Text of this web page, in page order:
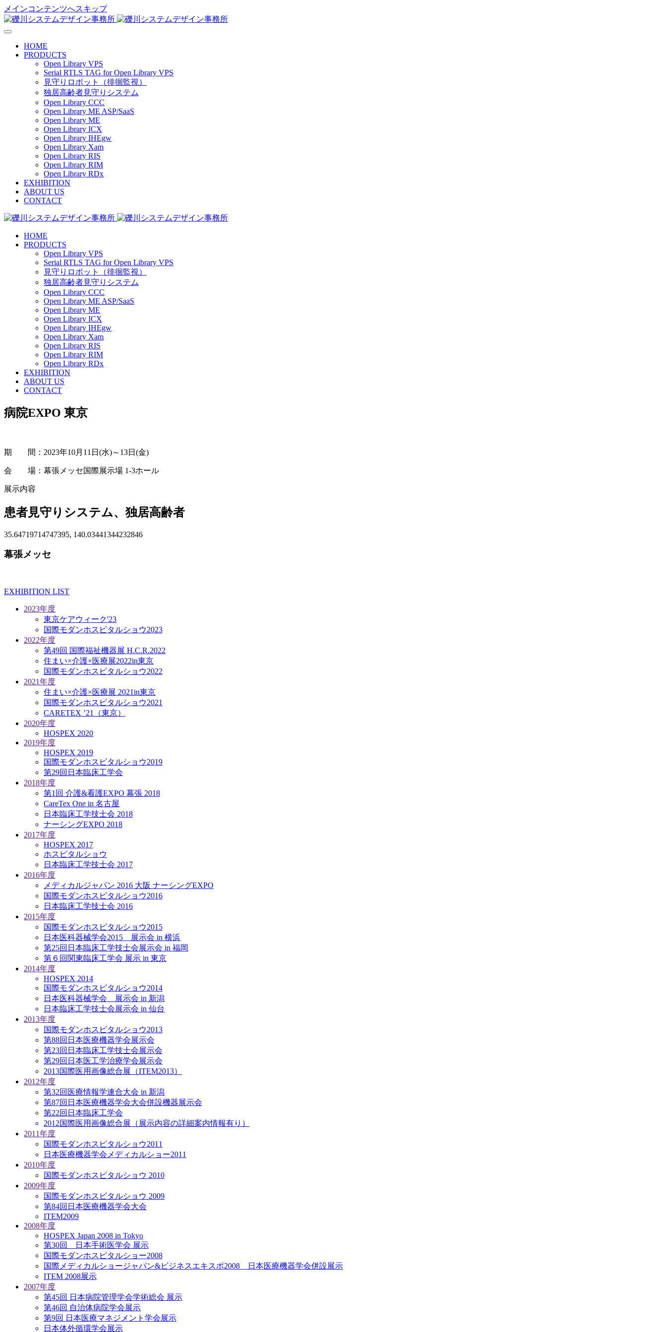
メインコンテンツへスキップ
HOME
PRODUCTS
Open Library VPS
Serial RTLS TAG for Open Library VPS
見守りロボット（徘徊監視）
独居高齢者見守りシステム
Open Library CCC
Open Library ME ASP/SaaS
Open Library ME
Open Library ICX
Open Library IHEgw
Open Library Xam
Open Library RIS
Open Library RIM
Open Library RDx
EXHIBITION
ABOUT US
CONTACT
HOME
PRODUCTS
Open Library VPS
Serial RTLS TAG for Open Library VPS
見守りロボット（徘徊監視）
独居高齢者見守りシステム
Open Library CCC
Open Library ME ASP/SaaS
Open Library ME
Open Library ICX
Open Library IHEgw
Open Library Xam
Open Library RIS
Open Library RIM
Open Library RDx
EXHIBITION
ABOUT US
CONTACT
病院EXPO 東京
期 間：2023年10月11日(水)～13日(金)
会 場：幕張メッセ国際展示場 1-3ホール
展示内容
患者見守りシステム、独居高齢者
35.64719714747395, 140.03441344232846
幕張メッセ
EXHIBITION LIST
2023年度
東京ケアウィーク'23
国際モダンホスピタルショウ2023
2022年度
第49回 国際福祉機器展 H.C.R.2022
住まい×介護×医療展2022in東京
国際モダンホスピタルショウ2022
2021年度
住まい×介護×医療展 2021in東京
国際モダンホスピタルショウ2021
CARETEX ’21（東京）
2020年度
HOSPEX 2020
2019年度
HOSPEX 2019
国際モダンホスピタルショウ2019
第29回日本臨床工学会
2018年度
第1回 介護&看護EXPO 幕張 2018
CareTex One in 名古屋
日本臨床工学技士会 2018
ナーシングEXPO 2018
2017年度
HOSPEX 2017
ホスピタルショウ
日本臨床工学技士会 2017
2016年度
メディカルジャパン 2016 大阪 ナーシングEXPO
国際モダンホスピタルショウ2016
日本臨床工学技士会 2016
2015年度
国際モダンホスピタルショウ2015
日本医科器械学会2015 展示会 in 横浜
第25回日本臨床工学技士会展示会 in 福岡
第６回関東臨床工学会 展示 in 東京
2014年度
HOSPEX 2014
国際モダンホスピタルショウ2014
日本医科器械学会 展示会 in 新潟
日本臨床工学技士会展示会 in 仙台
2013年度
国際モダンホスピタルショウ2013
第88回日本医療機器学会展示会
第23回日本臨床工学技士会展示会
第29回日本医工学治療学会展示会
2013国際医用画像総合展（ITEM2013）
2012年度
第32回医療情報学連合大会 in 新潟
第87回日本医療機器学会大会併設機器展示会
第22回日本臨床工学会
2012国際医用画像総合展（展示内容の詳細案内情報有り）
2011年度
国際モダンホスピタルショウ2011
日本医療機器学会メディカルショー2011
2010年度
国際モダンホスピタルショウ 2010
2009年度
国際モダンホスピタルショウ 2009
第84回日本医療機器学会大会
ITEM2009
2008年度
HOSPEX Japan 2008 in Tokyo
第30回 日本手術医学会 展示
国際モダンホスピタルショー2008
国際メディカルショージャパン&ビジネスエキスポ2008 日本医療機器学会併設展示
ITEM 2008展示
2007年度
第45回 日本病院管理学会学術総会 展示
第46回 自治体病院学会展示
第9回 日本医療マネジメント学会展示
日本体外循環学会展示